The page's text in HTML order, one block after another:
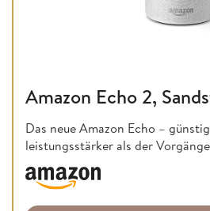
Amazon Echo 2,
Das neue Amazon Echo –
leistungsstärker als der